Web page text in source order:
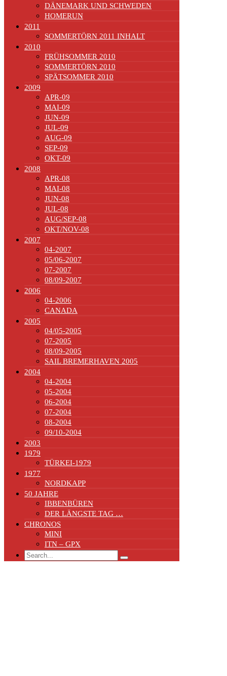
DÄNEMARK UND SCHWEDEN
HOMERUN
2011
SOMMERTÖRN 2011 INHALT
2010
FRÜHSOMMER 2010
SOMMERTÖRN 2010
SPÄTSOMMER 2010
2009
APR-09
MAI-09
JUN-09
JUL-09
AUG-09
SEP-09
OKT-09
2008
APR-08
MAI-08
JUN-08
JUL-08
AUG/SEP-08
OKT/NOV-08
2007
04-2007
05/06-2007
07-2007
08/09-2007
2006
04-2006
CANADA
2005
04/05-2005
07-2005
08/09-2005
SAIL BREMERHAVEN 2005
2004
04-2004
05-2004
06-2004
07-2004
08-2004
09/10-2004
2003
1979
TÜRKEI-1979
1977
NORDKAPP
50 JAHRE
IBBENBÜREN
DER LÄNGSTE TAG …
CHRONOS
MINI
ITN – GPX